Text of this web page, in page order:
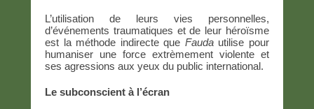
L’utilisation de leurs vies personnelles,
d’événements traumatiques et de leur héroïsme
est la méthode indirecte que Faudautilise pour
humaniser une force extrèmement violente et
ses agressions aux yeux du public international.
Le subconscient à l’écran